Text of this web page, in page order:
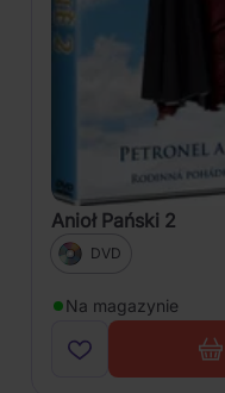
Anioł Pański 2
DVD
Na magazynie